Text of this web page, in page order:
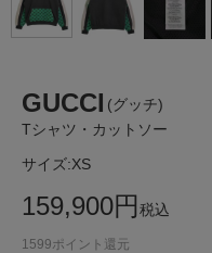
GUCCI (グッチ)
Tシャツ・カットソー
サイズ:XS
159,900円税込
1599ポイント還元